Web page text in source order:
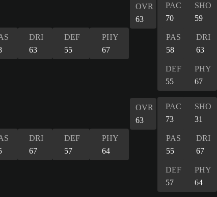
DRI
63
DEF
55
PHY
67
OVR
63
PAC
70
SHO
59
PAS
58
DRI
63
DEF
55
PHY
67
DRI
67
DEF
57
PHY
64
OVR
63
PAC
73
SHO
31
PAS
55
DRI
67
DEF
57
PHY
64